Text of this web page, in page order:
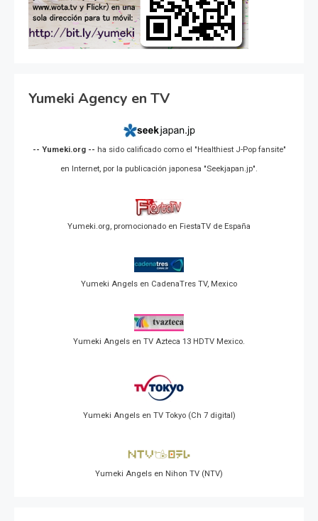
Yumeki Agency en TV
-- Yumeki.org -- ha sido calificado como el "Healthiest J-Pop fansite"
en Internet, por la publicación japonesa "Seekjapan.jp".
Yumeki.org, promocionado en FiestaTV de España
Yumeki Angels en CadenaTres TV, Mexico
Yumeki Angels en TV Azteca 13 HDTV Mexico.
Yumeki Angels en TV Tokyo (Ch 7 digital)
Yumeki Angels en Nihon TV (NTV)